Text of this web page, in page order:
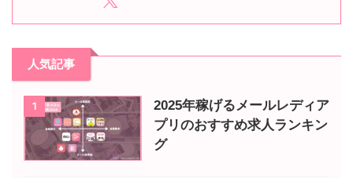
人気記事
1
2025年稼げるメールレディア
プリのおすすめ求人ランキン
グ